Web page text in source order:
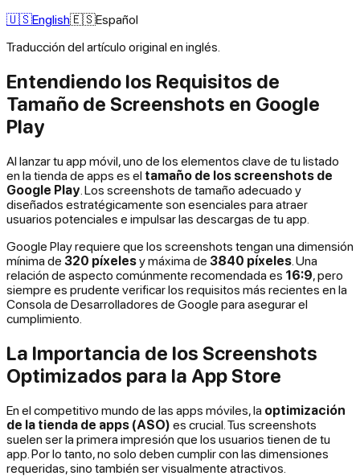
🇺🇸English🇪🇸Español
Traducción del artículo original en inglés.
Entendiendo los Requisitos de
Tamaño de Screenshots en Google
Play
Al lanzar tu app móvil, uno de los elementos clave de tu listado
en la tienda de apps es el tamaño de los screenshots de
Google Play . Los screenshots de tamaño adecuado y
diseñados estratégicamente son esenciales para atraer
usuarios potenciales e impulsar las descargas de tu app.
Google Play requiere que los screenshots tengan una dimensión
mínima de 320 píxelesy máxima de 3840 píxeles . Una
relación de aspecto comúnmente recomendada es 16:9, pero
siempre es prudente verificar los requisitos más recientes en la
Consola de Desarrolladores de Google para asegurar el
cumplimiento.
La Importancia de los Screenshots
Optimizados para la App Store
En el competitivo mundo de las apps móviles, la optimización
de la tienda de apps (ASO) es crucial. Tus screenshots
suelen ser la primera impresión que los usuarios tienen de tu
app. Por lo tanto, no solo deben cumplir con las dimensiones
requeridas, sino también ser visualmente atractivos.